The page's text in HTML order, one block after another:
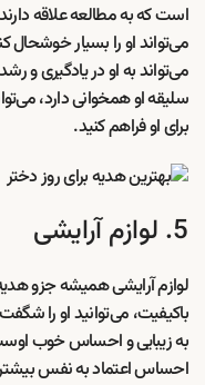
است که به مطالعه علاقه
می‌تواند او را بسیار خوشحال
می‌تواند به او در یادگیری و
سلیقه او همخوانی دارد،
برای او فراهم کنید.
5. لوازم آرایشی
لوازم آرایشی همیشه جزو
باکیفیت، می‌توانید او را
به زیبایی و احساس خوب
احساس اعتماد به نفس